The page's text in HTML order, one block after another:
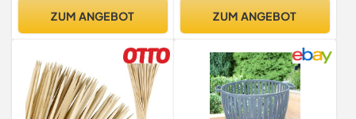
Feuerholz Grillholz
ZUM ANGEBOT
Flammschalen
Gartenleuchte
ZUM ANGEBOT